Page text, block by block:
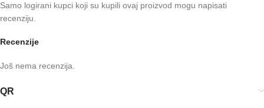
Recenzije
Još nema recenzija.
Samo logirani kupci koji su kupili ovaj proizvod mogu napisati
recenziju.
QR